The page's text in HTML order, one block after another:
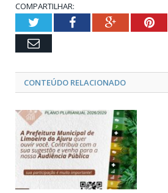
COMPARTILHAR:
TwitterFacebookGoogle+
Email
CONTEÚDO RELACIONADO